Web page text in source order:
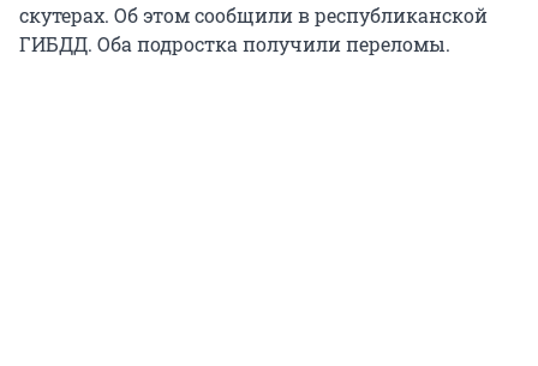
скутерах. Об этом сообщили в республиканской
ГИБДД. Оба подростка получили переломы.